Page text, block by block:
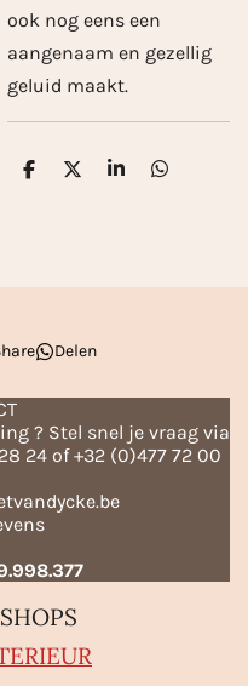
ook nog eens een
aangenaam en gezellig
geluid maakt.
D
D
S
D
Delen
? Stel snel je vraag via
24 of +32 (0)477 72 00